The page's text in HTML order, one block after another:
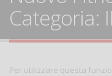
Categoria:
Per utilizzare questa